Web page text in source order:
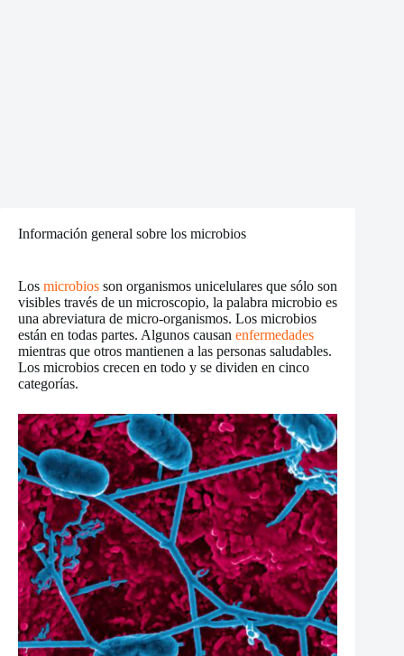
Información general sobre los microbios
Los microbios son organismos unicelulares que sólo son
visibles través de un microscopio, la palabra microbio es
una abreviatura de micro-organismos. Los microbios
están en todas partes. Algunos causan enfermedades
mientras que otros mantienen a las personas saludables.
Los microbios crecen en todo y se dividen en cinco
categorías.